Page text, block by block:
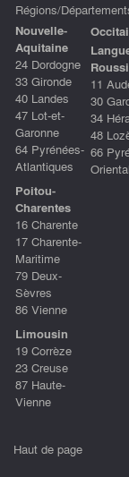
Régions/
Nouvelle-
Aquitaine
24 Dordogne
33 Gironde
40 Landes
47 Lot-et-
Garonne
64 Pyrénées-
Atlantiques
Poitou-
Charentes
16 Charente
17 Charente-
Maritime
79 Deux-
Sèvres
86 Vienne
Limousin
19 Corrèze
23 Creuse
87 Haute-
Vienne
11
30
34
48
66
Haut de page